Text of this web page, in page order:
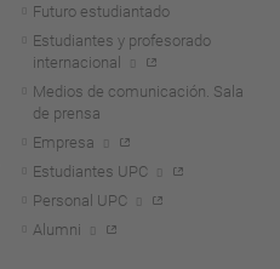
Futuro estudiantado
Estudiantes y profesorado
internacional
Medios de comunicación. Sala
de prensa
Empresa
Estudiantes UPC
Personal UPC
Alumni